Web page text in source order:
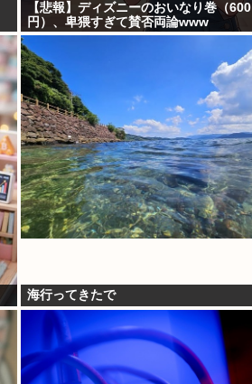
【悲報】ディズニーのおいなり巻（600
円）、卑猥すぎて賛否両論www
海行ってきたで